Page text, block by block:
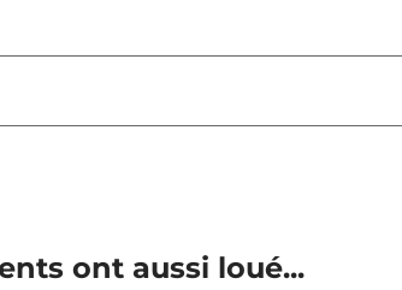
ont aussi loué...